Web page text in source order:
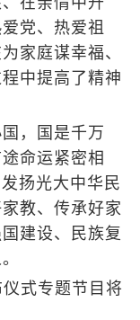
党、热爱祖
家庭谋幸福、
中提高了精神
，国是千万
命运紧密相
扬光大中华民
教、传承好家
建设、民族复
式专题节目将